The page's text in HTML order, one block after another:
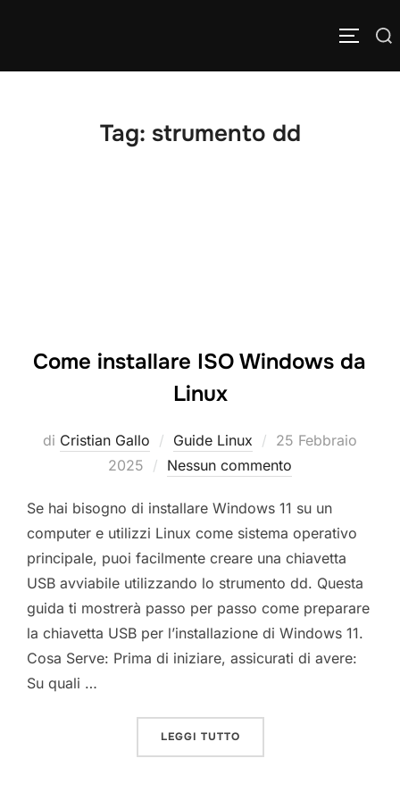
Cerca APRI/
Tag: strumento dd
Come installare ISO Windows da
Linux
di Cristian Gallo Guide Linux
Pubblicato
il
25 Febbraio
2025
Nessun commento
Se hai bisogno di installare Windows 11 su un
computer e utilizzi Linux come sistema operativo
principale, puoi facilmente creare una chiavetta
USB avviabile utilizzando lo strumento dd. Questa
guida ti mostrerà passo per passo come preparare
la chiavetta USB per l’installazione di Windows 11.
Cosa Serve: Prima di iniziare, assicurati di avere:
Su quali …
LEGGI TUTTO“COME INSTALLARE ISO